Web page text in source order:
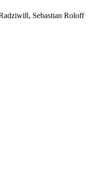
Sebastian Roloff